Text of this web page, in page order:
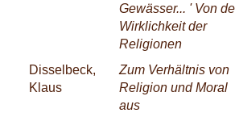
Gewässer... ' Von
Wirklichkeit der
Religionen
Disselbeck,
Klaus
Zum Verhältnis von
Religion und Moral
aus